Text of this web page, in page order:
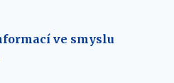
ve smyslu